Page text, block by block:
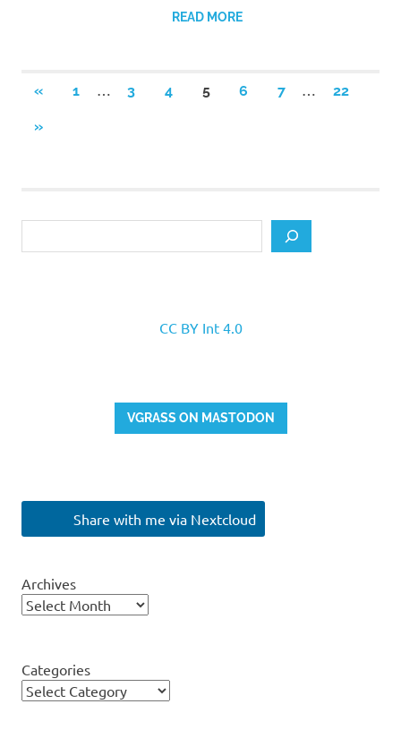
READ MORE
Posts
pagination
«PREVIOUS
1 … 3 4 5 6 7 … 22
NEXT
»
CC BY Int 4.0
VGRASS ON MASTODON
Share with me via Nextcloud
Archives
Categories